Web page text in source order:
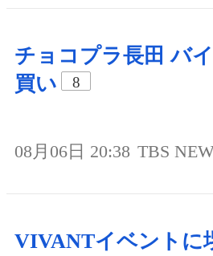
チョコプラ長田 バ
買い
8
08月06日 20:38 TBS
VIVANTイベントに